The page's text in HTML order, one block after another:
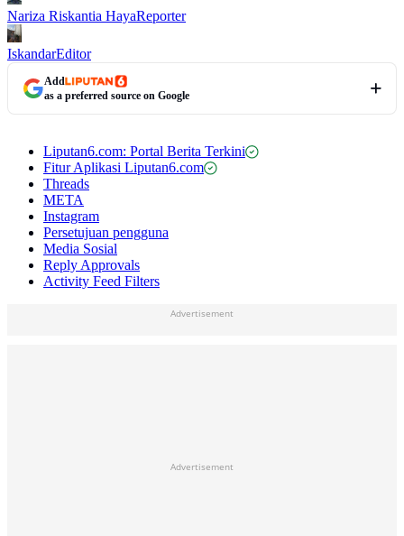
Nariza Riskantia HayaReporter
IskandarEditor
Add
as a preferred source on Google
Liputan6.com: Portal Berita Terkini
Fitur Aplikasi Liputan6.com
Threads
META
Instagram
Persetujuan pengguna
Media Sosial
Reply Approvals
Activity Feed Filters
Advertisement
Advertisement